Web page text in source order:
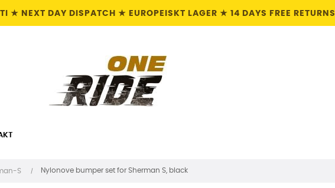
★ NEXT DAY DISPATCH ★ EUROPEISKT LAGER ★ 14 DAYS FREE RETURNS
S Nylonove bumper set for Sherman S, black